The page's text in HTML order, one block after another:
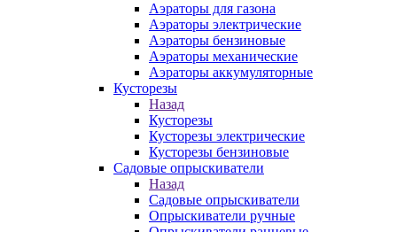
Аэраторы для газона
Аэраторы электрические
Аэраторы бензиновые
Аэраторы механические
Аэраторы аккумуляторные
Кусторезы
Назад
Кусторезы
Кусторезы электрические
Кусторезы бензиновые
Садовые опрыскиватели
Назад
Садовые опрыскиватели
Опрыскиватели ручные